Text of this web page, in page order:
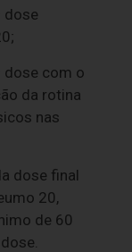
dose
dose com o
da rotina
nas
dose final
20,
de 60